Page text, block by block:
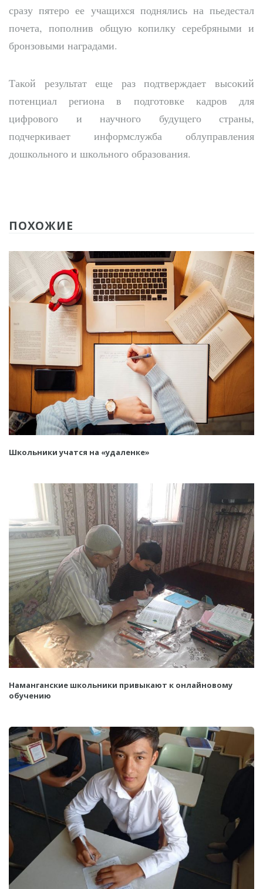
сразу пятеро ее учащихся поднялись на пьедестал
почета, пополнив общую копилку серебряными и
бронзовыми наградами.
Такой результат еще раз подтверждает высокий
потенциал региона в подготовке кадров для
цифрового и научного будущего страны,
подчеркивает информслужба облуправления
дошкольного и школьного образования.
ПОХОЖИЕ
Школьники учатся на «удаленке»
Наманганские школьники привыкают к онлайновому
обучению